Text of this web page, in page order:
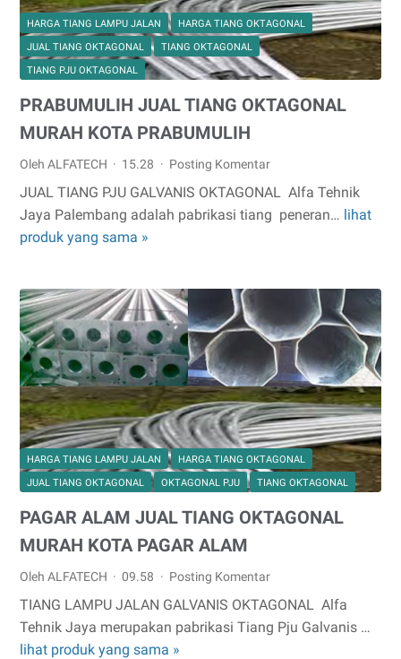
HARGA TIANG LAMPU JALAN
HARGA TIANG OKTAGONAL
JUAL TIANG OKTAGONAL
TIANG OKTAGONAL
TIANG PJU OKTAGONAL
PRABUMULIH JUAL TIANG OKTAGONAL
MURAH KOTA PRABUMULIH
Oleh ALFATECH 15.28 Posting Komentar
JUAL TIANG PJU GALVANIS OKTAGONAL Alfa Tehnik
Jaya Palembang adalah pabrikasi tiang peneran… lihat
produk yang sama »
PRABUMULIH
MURAH
KOTA
PRABUMULIH
HARGA TIANG LAMPU JALAN
HARGA TIANG OKTAGONAL
JUAL TIANG OKTAGONAL
OKTAGONAL PJU TIANG OKTAGONAL
PAGAR ALAM JUAL TIANG OKTAGONAL
MURAH KOTA PAGAR ALAM
Oleh ALFATECH 09.58 Posting Komentar
TIANG LAMPU JALAN GALVANIS OKTAGONAL Alfa
Tehnik Jaya merupakan pabrikasi Tiang Pju Galvanis …
lihat produk yang sama »